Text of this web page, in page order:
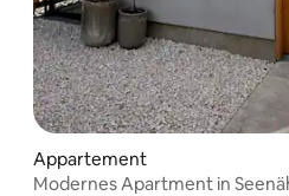
Appartement
Modernes Apartment in